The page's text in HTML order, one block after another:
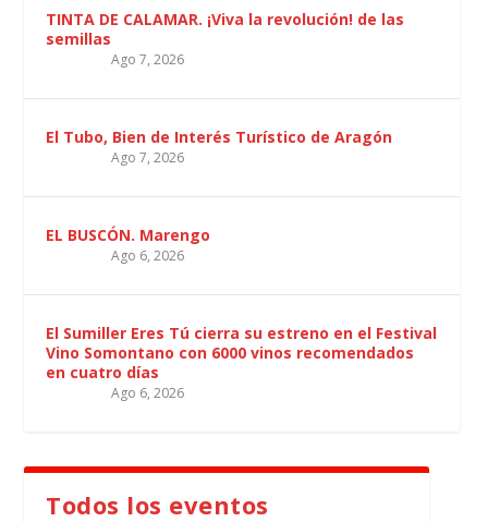
TINTA DE CALAMAR. ¡Viva la revolución! de las
semillas
Ago 7, 2026
El Tubo, Bien de Interés Turístico de Aragón
Ago 7, 2026
EL BUSCÓN. Marengo
Ago 6, 2026
El Sumiller Eres Tú cierra su estreno en el Festival
Vino Somontano con 6000 vinos recomendados
en cuatro días
Ago 6, 2026
Todos los eventos